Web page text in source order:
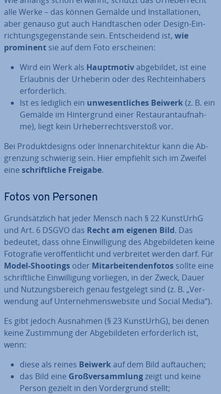
alle Werke – das können Gemälde und In­stal­la­tio­nen,
aber genauso gut auch Hand­ta­schen oder Design-Ein­
rich­tungs­ge­gen­stän­de sein. Ent­schei­dend ist, wie
prominent sie auf dem Foto er­schei­nen:
Wird ein Werk als Haupt­mo­tivab­ge­bil­det, ist eine
Erlaubnis der Urheberin oder des Rech­te­inha­bers
er­for­der­lich.
Ist es lediglich ein un­we­sent­li­ches Beiwerk(z. B. ein
Gemälde im Hin­ter­grund einer Re­stau­rant­auf­nah­
me), liegt kein Ur­he­ber­rechts­ver­stoß vor.
Bei Pro­dukt­de­signs oder In­nen­ar­chi­tek­tur kann die Ab­
gren­zung schwierig sein. Hier empfiehlt sich im Zweifel
eine schrift­li­che Freigabe.
Fotos von Personen
Grund­sätz­lich hat jeder Mensch nach § 22 KunstUrhG
und Art. 6 DSGVO das Recht am eigenen Bild. Das
bedeutet, dass ohne Ein­wil­li­gung des Ab­ge­bil­de­ten keine
Fo­to­gra­fie ver­öf­fent­licht und ver­brei­tet werden darf. Für
Model-Shootings oder Mit­ar­bei­ten­den­fo­tos sollte eine
schrift­li­che Ein­wil­li­gung vorliegen, in der Zweck, Dauer
und Nut­zungs­be­reich genau fest­ge­legt sind (z. B. „Ver­
wen­dung auf Un­ter­neh­mens­web­site und Social Media“).
Es gibt jedoch Ausnahmen (§ 23 KunstUrhG), bei denen
keine Zu­stim­mung der Ab­ge­bil­de­ten er­for­der­lich ist,
wenn:
diese als reines Beiwerkauf dem Bild auf­tau­chen;
das Bild eine Groß­ver­samm­lungzeigt und keine
Person gezielt in den Vor­der­grund stellt;